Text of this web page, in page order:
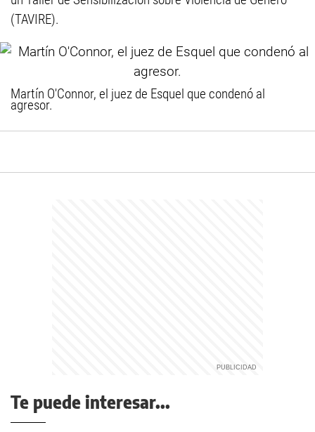
(TAVIRE).
Martín O'Connor, el juez de Esquel que condenó al
agresor.
Te puede interesar...